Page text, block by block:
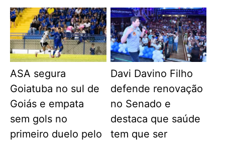
ASA segura
Goiatuba no sul de
Goiás e empata
sem gols no
primeiro duelo pelo
Davi Davino Filho
defende renovação
no Senado e
destaca que saúde
tem que ser